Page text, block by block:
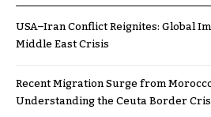
USA–Iran Conflict Reignites: Global
Middle East Crisis
Recent Migration Surge from
Understanding the Ceuta Border